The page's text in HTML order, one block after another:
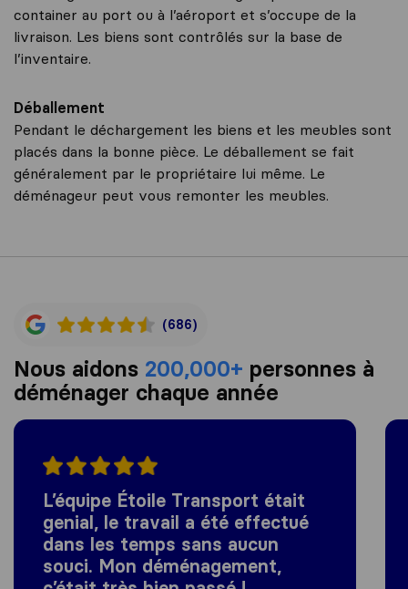
container au port ou à l’aéroport et s’occupe de la
livraison. Les biens sont contrôlés sur la base de
l’inventaire.
Déballement
Pendant le déchargement les biens et les meubles sont
placés dans la bonne pièce. Le déballement se fait
généralement par le propriétaire lui même. Le
déménageur peut vous remonter les meubles.
(686)
Nous aidons 200,000+ personnes à
déménager chaque année
L’équipe Étoile Transport était
genial, le travail a été effectué
dans les temps sans aucun
souci. Mon déménagement,